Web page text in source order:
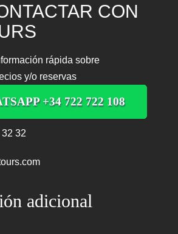
CON
rápida sobre
y/o reservas
+34 722 722 108
32
adicional